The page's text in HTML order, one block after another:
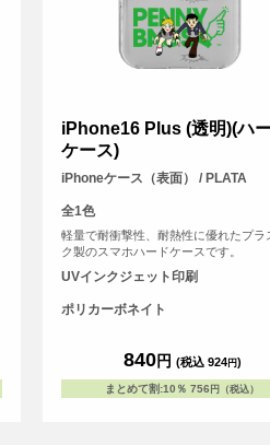
iPhone16 Plus (透明)(ハ
ケース)
iPhoneケース（表面） / PLATA
全1色
軽量で耐衝撃性、耐熱性に優れたプラ
ク製のスマホハードケースです。
UVインクジェット印刷
ポリカーボネイト
840円 (税込 924円)
まとめて割:10％ 756 円（税込）